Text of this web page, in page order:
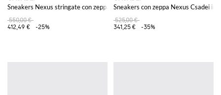
Sneakers Nexus stringate con zeppa e suola platform in gomma
550,00 €
412,49 €
-25%
Sneakers con zeppa Nexus Csadei in
525,00 €
341,25 €
-35%